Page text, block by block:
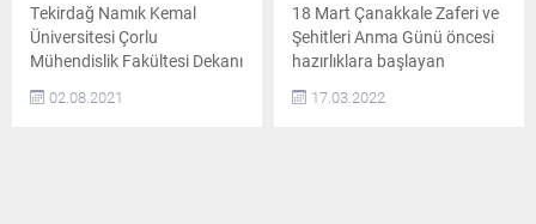
Tekirdağ Namık Kemal
Üniversitesi Çorlu
Mühendislik Fakültesi Dekanı
Prof. Dr. Lokman Hakan
Tecer, Trakya Bölgesi’nin yer
02.08.2021
18 Mart Çanakkale Zaferi ve
Şehitleri Anma Günü öncesi
hazırlıklara başlayan
Tekirdağ Büyükşehir
Belediyesi şehitlerini de
17.03.2022